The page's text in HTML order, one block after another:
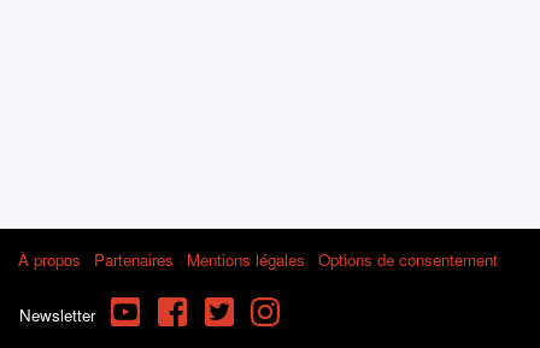
À propos Partenaires Mentions légales Options de consentement
Newsletter YouTube FacebookTwitterInstagram